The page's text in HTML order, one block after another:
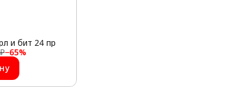
−65%
и бит 24 пр